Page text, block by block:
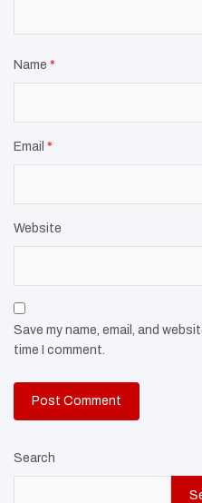
Name *
Email *
Website
Save my name, email, and
time I comment.
Search